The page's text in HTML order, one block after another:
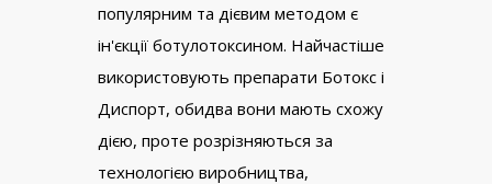
популярним та дієвим методом є
ін'єкції ботулотоксином. Найчастіше
використовують препарати Ботокс і
Диспорт, обидва вони мають схожу
дією, проте розрізняються за
технологією виробництва,